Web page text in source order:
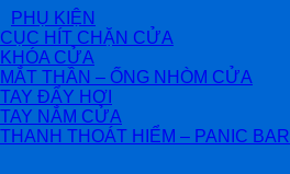
PHỤ KIỆN
CỤC HÍT CHẶN CỬA
KHÓA CỬA
MẮT THẦN – ỐNG NHÒM CỬA
TAY ĐẨY HƠI
TAY NẮM CỬA
THANH THOÁT HIỂM – PANIC BAR